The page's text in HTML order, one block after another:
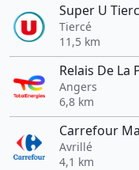
Super U
Tiercé
11,5 km
Relais De La
Angers
6,8 km
Carrefour
Avrillé
4,1 km